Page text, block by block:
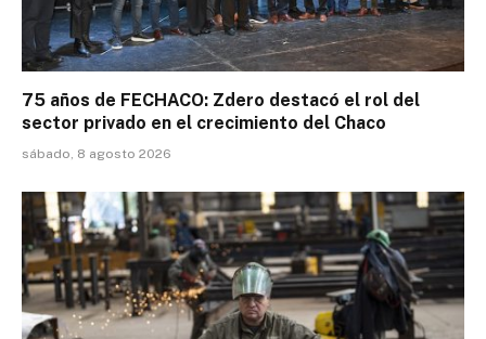
75 años de FECHACO: Zdero destacó el rol del
sector privado en el crecimiento del Chaco
sábado, 8 agosto 2026